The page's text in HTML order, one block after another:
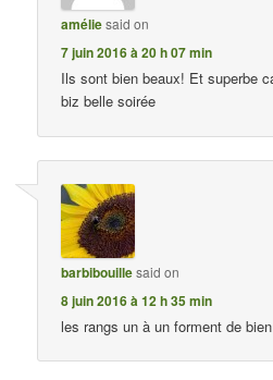
améliesaid on
7 juin 2016 à 20 h 07 min
Ils sont bien beaux! Et superbe
biz belle soirée
barbibouillesaid on
8 juin 2016 à 12 h 35 min
les rangs un à un forment de